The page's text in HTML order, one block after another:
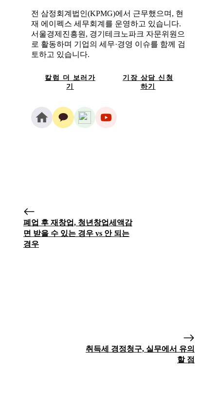
전 삼정회계법인(KPMG)에서 근무했으며, 현
재 에이펙스 세무회계를 운영하고 있습니다.
서울경제진흥원, 경기테크노파크 자문위원으
로 활동하며 기업의 세무·경영 이슈를 함께 검
토하고 있습니다.
칼럼 더 보러가
기
기장 상담 신청
하기
폐업 후 재창업, 청년창업세액감
면 받을 수 있는 경우 vs 안 되는
경우
취득세 경정청구, 실무에서 유의
할 점